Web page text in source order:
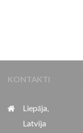
KONTAKTI
Liepāja,
Latvija